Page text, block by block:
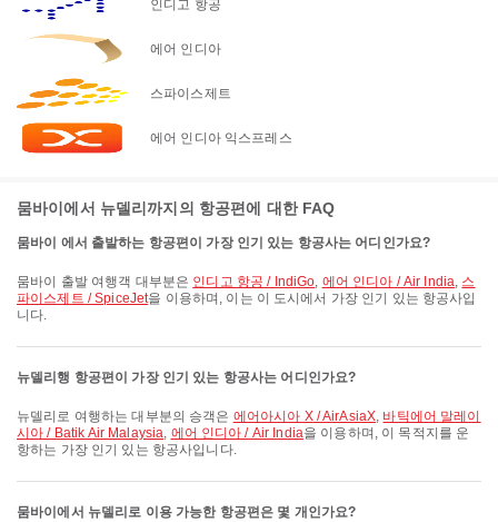
인디고 항공
에어 인디아
스파이스제트
에어 인디아 익스프레스
뭄바이에서 뉴델리까지의 항공편에 대한 FAQ
뭄바이 에서 출발하는 항공편이 가장 인기 있는 항공사는 어디인가요?
뭄바이 출발 여행객 대부분은 인디고 항공 / IndiGo, 에어 인디아 / Air India, 스
파이스제트 / SpiceJet을 이용하며, 이는 이 도시에서 가장 인기 있는 항공사입
니다.
뉴델리행 항공편이 가장 인기 있는 항공사는 어디인가요?
뉴델리로 여행하는 대부분의 승객은 에어아시아 X / AirAsiaX, 바틱에어 말레이
시아 / Batik Air Malaysia, 에어 인디아 / Air India을 이용하며, 이 목적지를 운
항하는 가장 인기 있는 항공사입니다.
뭄바이에서 뉴델리로 이용 가능한 항공편은 몇 개인가요?